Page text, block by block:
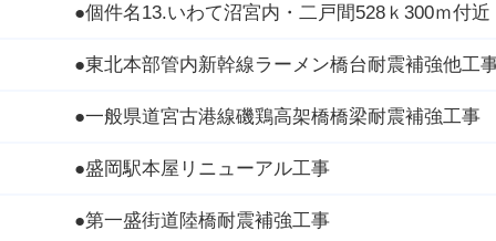
●個件名13.いわて沼宮内・二戸間528ｋ300ｍ付
●東北本部管内新幹線ラーメン橋台耐震補強他工
●一般県道宮古港線磯鶏高架橋橋梁耐震補強工事
●盛岡駅本屋リニューアル工事
●第一盛街道陸橋耐震補強工事